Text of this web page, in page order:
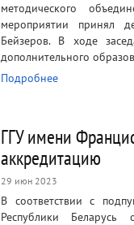
методического
мероприятии принял
Бейзеров. В ходе
дополнительного
Подробнее
ГГУ имени
аккредитацию
29 июн 2023
В соответствии с
Республики